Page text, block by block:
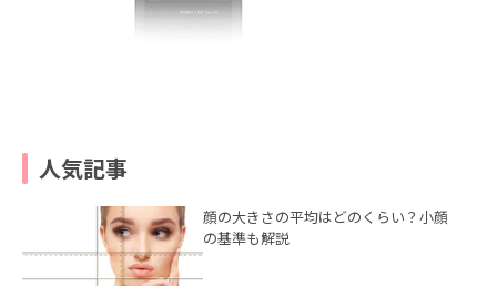
人気記事
顔の大きさの平均はどのくらい？小顔
の基準も解説